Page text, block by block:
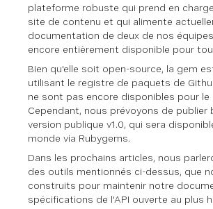
plateforme robuste qui prend en
site de contenu et qui alimente
documentation de deux de nos
encore entièrement disponible pour
Bien qu'elle soit open-source, la gem
utilisant le registre de paquets de
ne sont pas encore disponibles pour le
Cependant, nous prévoyons de publier
version publique v1.0, qui sera
monde via Rubygems.
Dans les prochains articles, nous
des outils mentionnés ci-dessus, que
construits pour maintenir notre
spécifications de l'API ouverte au plus